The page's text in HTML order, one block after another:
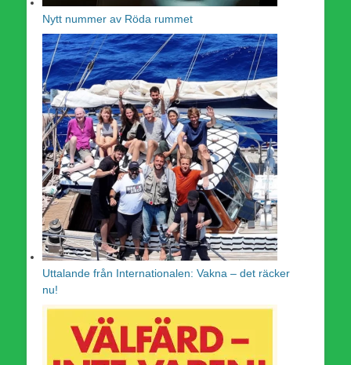
Nytt nummer av Röda rummet
Uttalande från Internationalen: Vakna – det räcker
nu!